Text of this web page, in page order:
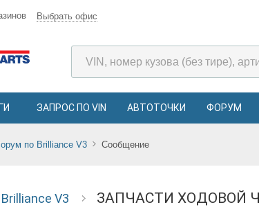
Выбрать офис
ЗАПРОС ПО VIN АВТОТОЧКИ ФОРУМ
по Brilliance V3 Сообщение
V3 ЗАПЧАСТИ ХОДОВОЙ